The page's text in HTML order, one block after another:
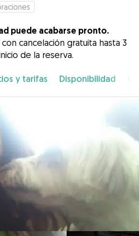
puede acabarse pronto.
con cancelación gratuita hasta 3
de la reserva.
y tarifas Disponibilidad